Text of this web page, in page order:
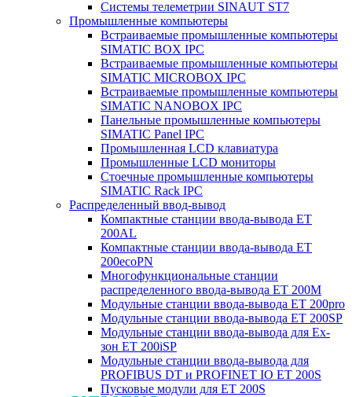
Системы телеметрии SINAUT ST7
Промышленные компьютеры
Встраиваемые промышленные компьютеры
SIMATIC BOX IPC
Встраиваемые промышленные компьютеры
SIMATIC MICROBOX IPC
Встраиваемые промышленные компьютеры
SIMATIC NANOBOX IPC
Панельные промышленные компьютеры
SIMATIC Panel IPC
Промышленная LCD клавиатура
Промышленные LCD мониторы
Стоечные промышленные компьютеры
SIMATIC Rack IPC
Распределенный ввод-вывод
Компактные станции ввода-вывода ET
200AL
Компактные станции ввода-вывода ET
200ecoPN
Многофункциональные станции
распределенного ввода-вывода ET 200M
Модульные станции ввода-вывода ET 200pro
Модульные станции ввода-вывода ET 200SP
Модульные станции ввода-вывода для Ex-
зон ET 200iSP
Модульные станции ввода-вывода для
PROFIBUS DT и PROFINET IO ET 200S
Пусковые модули для ET 200S